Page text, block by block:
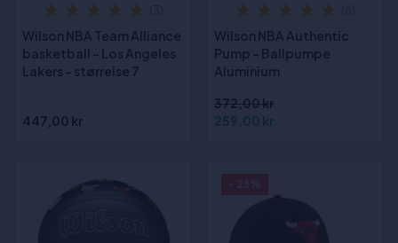
Wilson NBA Team Alliance
basketball - Los Angeles
Lakers - størrelse 7
447,00 kr
Wilson NBA Authentic
Pump - Ballpumpe
Aluminium
372,00 kr
259,00 kr